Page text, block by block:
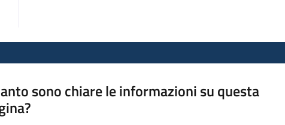
sono chiare le informazioni su questa